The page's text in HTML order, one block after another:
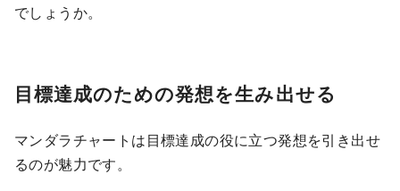
でしょうか。
目標達成のための発想を生み出せる
マンダラチャートは目標達成の役に立つ発想を引き出せ
るのが魅力です。